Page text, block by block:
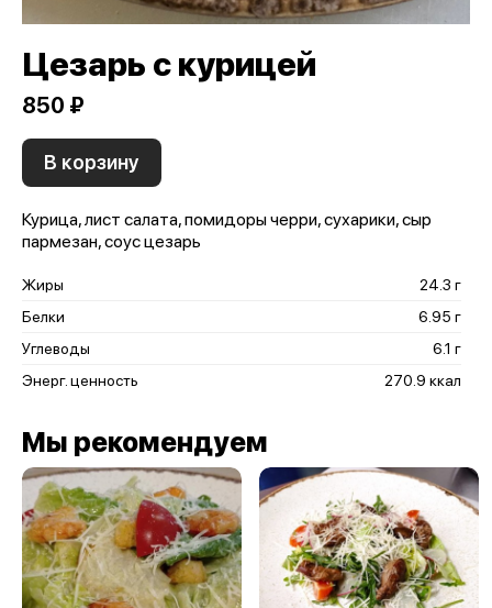
Цезарь с курицей
850 ₽
В корзину
Курица, лист салата, помидоры черри, сухарики, сыр
пармезан, соус цезарь
Жиры
24.3 г
Белки
6.95 г
Углеводы
6.1 г
Энерг. ценность
270.9 ккал
Мы рекомендуем